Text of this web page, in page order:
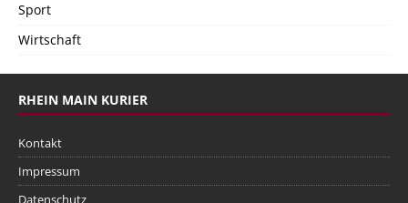
Sport
Wirtschaft
RHEIN MAIN KURIER
Kontakt
Impressum
Datenschutz